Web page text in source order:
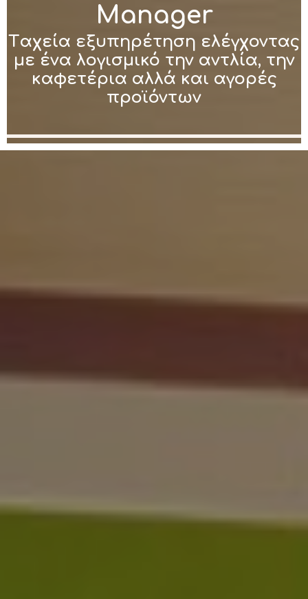
Manager
Tαχεία εξυπηρέτηση ελέγχοντας
με ένα λογισμικό την αντλία, την
καφετέρια αλλά και αγορές
προϊόντων